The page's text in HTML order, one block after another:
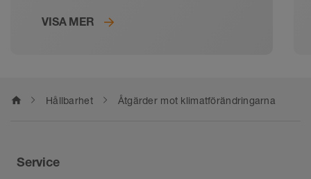
VISA MER
home Hållbarhet Åtgärder mot klimatförändringarna
Service